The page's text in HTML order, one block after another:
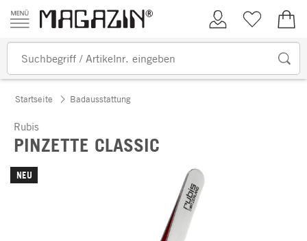
Zum Inhalt springen
Kundenkonto
Merkliste
Startseite Badausstattung
Rubis
PINZETTE CLASSIC
NEU